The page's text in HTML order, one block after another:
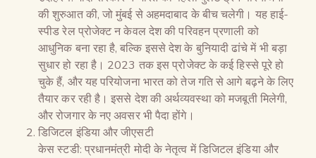
की शुरुआत की, जो मुंबई से अहमदाबाद के बीच चलेगी। यह हाई-
स्पीड रेल प्रोजेक्ट न केवल देश की परिवहन प्रणाली को
आधुनिक बना रहा है, बल्कि इससे देश के बुनियादी ढांचे में भी बड़ा
सुधार हो रहा है। 2023 तक इस प्रोजेक्ट के कई हिस्से पूरे हो
चुके हैं, और यह परियोजना भारत को तेज गति से आगे बढ़ने के लिए
तैयार कर रही है। इससे देश की अर्थव्यवस्था को मजबूती मिलेगी,
और रोजगार के नए अवसर भी पैदा होंगे।
डिजिटल इंडिया और जीएसटी
केस स्टडी: प्रधानमंत्री मोदी के नेतृत्व में डिजिटल इंडिया और